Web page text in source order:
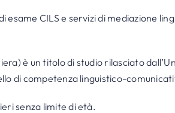
esame CILS e servizi di mediazione
è un titolo di studio rilasciato
di competenza linguistico-
senza limite di età.